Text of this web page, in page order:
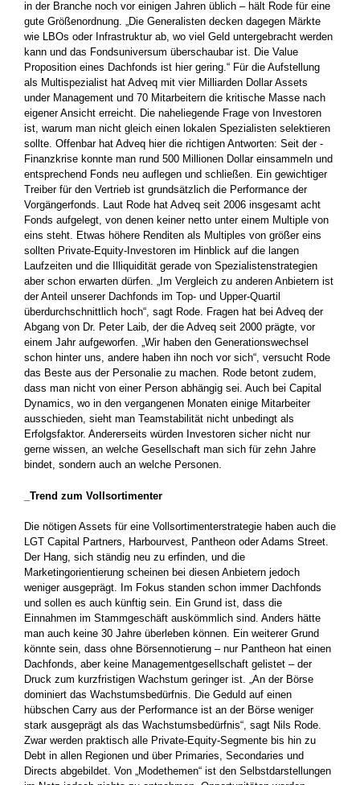
in der Branche noch vor einigen ­Jahren üblich – hält Rode für eine
gute Größenordnung. „Die Generalisten decken dagegen Märkte
wie LBOs oder Infrastruktur ab, wo viel Geld untergebracht werden
kann und das Fondsuniversum überschaubar ist. Die Value
Proposition eines Dachfonds ist hier gering.“ Für die Aufstellung
als Multispezialist hat Adveq mit vier Milliarden Dollar Assets
under Management und 70 Mitarbeitern die kritische Masse nach
eigener Ansicht erreicht. Die naheliegende Frage von ­Investoren
ist, warum man nicht gleich einen lokalen Spezialisten ­selektieren
sollte. Offenbar hat Adveq hier die richtigen Antworten: Seit der ­
Finanzkrise konnte man rund 500 Millionen Dollar einsammeln und
entsprechend Fonds neu auflegen und schließen. Ein ­gewichtiger
Treiber für den Vertrieb ist grundsätzlich die Performance der
Vorgängerfonds. Laut Rode hat Adveq seit 2006 insgesamt acht
Fonds aufgelegt, von denen keiner netto unter einem Multiple von
eins steht. ­Etwas höhere Renditen als Multiples von größer eins
sollten Private-Equity-Investoren im Hinblick auf die langen
Laufzeiten und die Illiquidität gerade von Spezialistenstrategien
aber schon ­erwarten dürfen. „Im Vergleich zu anderen Anbietern ist
der Anteil ­unserer Dachfonds im Top- und ­Upper-Quartil
überdurchschnittlich hoch“, sagt Rode. Fragen hat bei Adveq der
Abgang von Dr. Peter Laib, der die Adveq seit 2000 prägte, vor
einem Jahr aufgeworfen. „Wir ­haben den Generationswechsel
schon hinter uns, andere haben ihn noch vor sich“, versucht Rode
das Beste aus der Personalie zu machen. Rode betont zudem,
dass man nicht von einer Person abhängig sei. Auch bei Capital
Dynamics, wo in den vergangenen Monaten einige Mitarbeiter
ausschieden, sieht man Teamstabilität nicht unbedingt als
Erfolgsfaktor. Andererseits würden Investoren sicher nicht nur
gerne wissen, an welche Gesellschaft man sich für zehn Jahre
bindet, ­sondern auch an welche Personen.
_Trend zum Vollsortimenter
Die nötigen Assets für eine Vollsortimenterstrategie haben auch die
LGT Capital Partners, Harbourvest, Pantheon oder Adams Street.
Der Hang, sich ständig neu zu erfinden, und die
Marketingorientierung scheinen bei diesen Anbietern jedoch
weniger ausgeprägt. Im Fokus standen schon immer Dachfonds
und sollen es auch künftig sein. Ein Grund ist, dass die
Einnahmen im Stammgeschäft auskömmlich sind. Anders hätte
man auch keine 30 Jahre überleben können. Ein weiterer Grund
könnte sein, dass ohne Börsennotierung – nur Pantheon hat einen
Dachfonds, aber keine Managementgesellschaft gelistet – der
Druck zum kurzfristigen Wachstum ­geringer ist. „An der Börse
dominiert das Wachstumsbedürfnis. Die Geduld auf ­einen
hübschen Carry aus der Performance ist an der ­Börse weniger
stark ausgeprägt als das Wachstumsbedürfnis“, sagt Nils Rode.
Zwar werden praktisch alle Private-Equity-Segmente bis hin zu
Debt in ­allen Regionen und über Primaries, Secondaries und
Directs abgebildet. Von „Modethemen“ ist den Selbstdarstellungen